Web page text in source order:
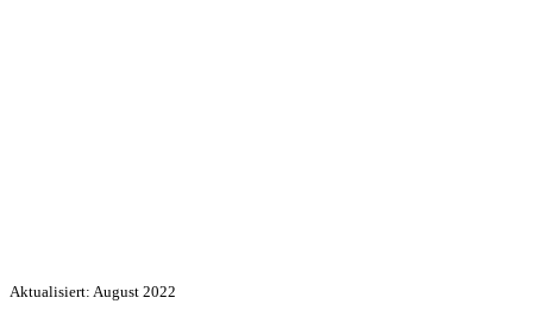
Aktualisiert: August 2022